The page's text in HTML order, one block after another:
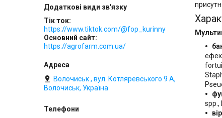
spp.,
Тік ток
https://www.tiktok.com/@fop_kurinny
Основний сайт
https://agrofarm.com.ua/
Волочиськ , вул. Котляревського 9 А,
Волочиськ, Україна